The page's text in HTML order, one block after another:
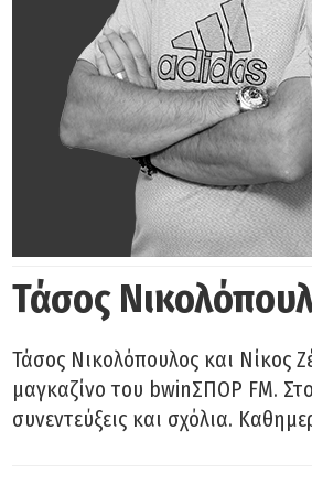
Τάσος
Τάσος Νικολόπουλος και Νίκος
μαγκαζίνο του bwinΣΠΟΡ FM.
συνεντεύξεις και σχόλια.